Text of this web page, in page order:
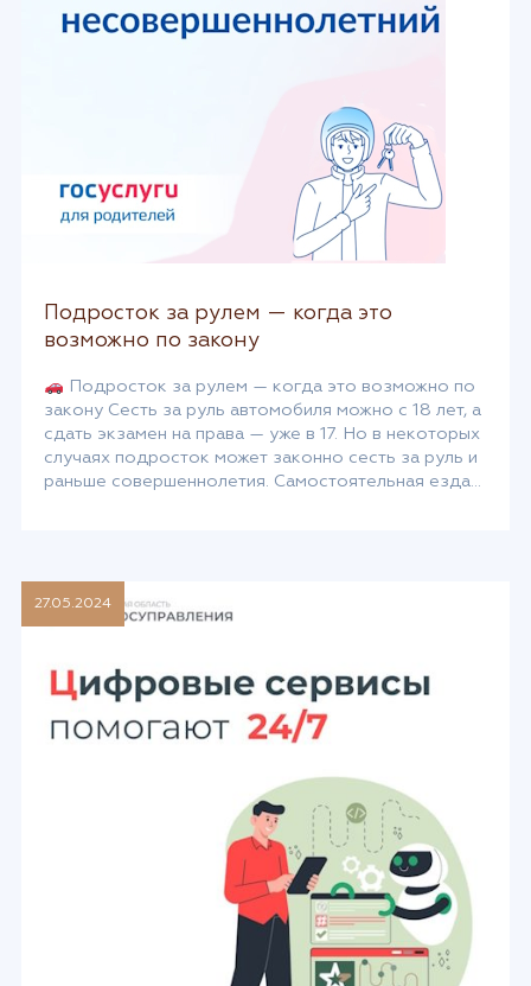
Подросток за рулем — когда это
возможно по закону
Подросток за рулем — когда это возможно по
закону Сесть за руль автомобиля можно с 18 лет, а
сдать экзамен на права — уже в 17. Но в некоторых
случаях подросток может законно сесть за руль и
раньше совершеннолетия. Самостоятельная езда
27.05.2024